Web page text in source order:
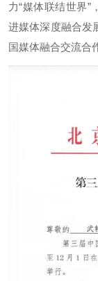
力“媒体联结世界”
进媒体深度融合发
国媒体融合交流